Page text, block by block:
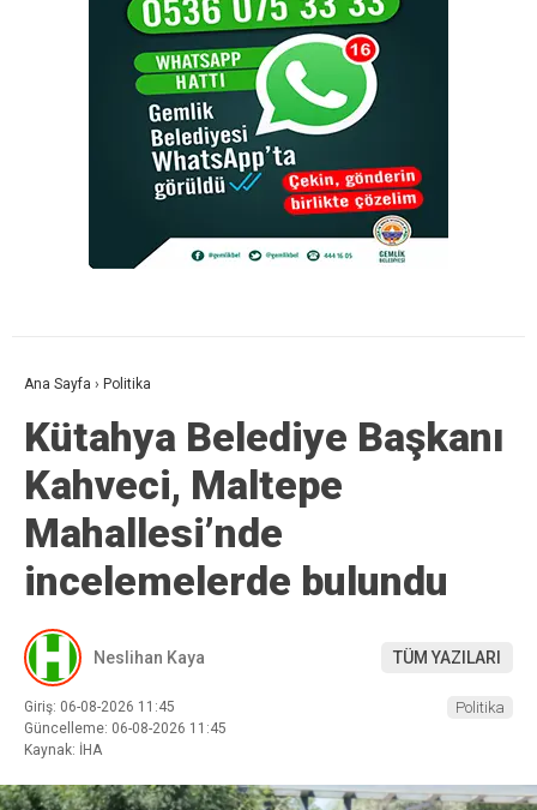
Ana Sayfa › Politika
Kütahya Belediye Başkanı
Kahveci, Maltepe
Mahallesi’nde
incelemelerde bulundu
Neslihan Kaya TÜM YAZILARI
Giriş: 06-08-2026 11:45
Güncelleme: 06-08-2026 11:45
Kaynak: İHA
Politika